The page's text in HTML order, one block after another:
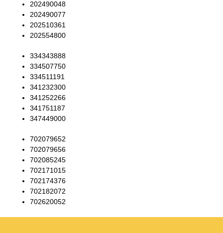
202490048
202490077
202510361
202554800
334343888
334507750
334511191
341232300
341252266
341751187
347449000
702079652
702079656
702085245
702171015
702174376
702182072
702620052